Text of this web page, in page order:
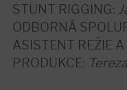
STUNT RIGGING:
ODBORNÁ
ASISTENT REŽIE
PRODUKCE: